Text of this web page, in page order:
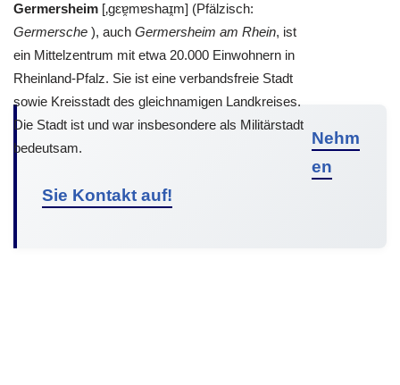
Germersheim [‚gɛɐ̯mɐshaɪ̯m] (Pfälzisch:
Germersche ), auch Germersheim am Rhein, ist
ein Mittelzentrum mit etwa 20.000 Einwohnern in
Rheinland-Pfalz. Sie ist eine verbandsfreie Stadt
sowie Kreisstadt des gleichnamigen Landkreises.
Die Stadt ist und war insbesondere als Militärstadt
bedeutsam.
Nehm
en
Sie Kontakt auf!